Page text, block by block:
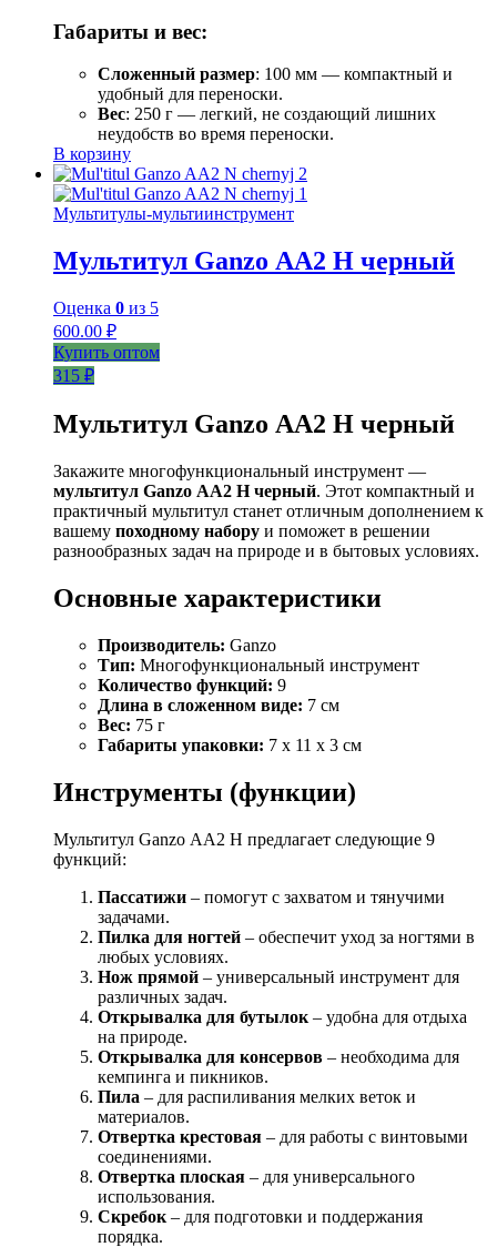
Габариты и вес:
Сложенный размер: 100 мм — компактный и
удобный для переноски.
Вес: 250 г — легкий, не создающий лишних
неудобств во время переноски.
В корзину
Мультитулы-мультиинструмент
Мультитул Ganzo АА2 Н черный
Оценка 0 из 5
600.00 ₽
Купить оптом
315 ₽
Мультитул Ganzo АА2 Н черный
Закажите многофункциональный инструмент —
мультитул Ganzo АА2 Н черный. Этот компактный и
практичный мультитул станет отличным дополнением к
вашему походному набору и поможет в решении
разнообразных задач на природе и в бытовых условиях.
Основные характеристики
Производитель: Ganzo
Тип: Многофункциональный инструмент
Количество функций: 9
Длина в сложенном виде: 7 см
Вес: 75 г
Габариты упаковки: 7 x 11 x 3 см
Инструменты (функции)
Мультитул Ganzo АА2 Н предлагает следующие 9
функций:
Пассатижи – помогут с захватом и тянучими
задачами.
Пилка для ногтей – обеспечит уход за ногтями в
любых условиях.
Нож прямой – универсальный инструмент для
различных задач.
Открывалка для бутылок – удобна для отдыха
на природе.
Открывалка для консервов – необходима для
кемпинга и пикников.
Пила – для распиливания мелких веток и
материалов.
Отвертка крестовая – для работы с винтовыми
соединениями.
Отвертка плоская – для универсального
использования.
Скребок – для подготовки и поддержания
порядка.